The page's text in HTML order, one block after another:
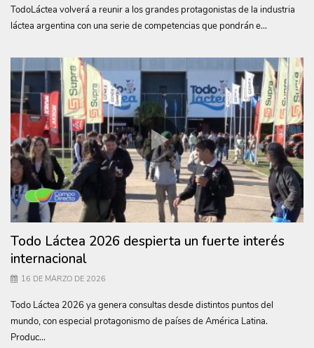
TodoLáctea volverá a reunir a los grandes protagonistas de la industria
láctea argentina con una serie de competencias que pondrán e...
Todo Láctea 2026 despierta un fuerte interés
internacional
16 DE MARZO DE 2026
Todo Láctea 2026 ya genera consultas desde distintos puntos del
mundo, con especial protagonismo de países de América Latina.
Produc...